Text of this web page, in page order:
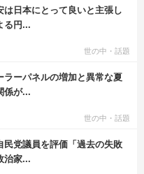
日本にとって良いと主張し
る円...
世の中・話題
ーパネルの増加と異常な夏
係が...
世の中・話題
党議員を評価「過去の失敗
治家...